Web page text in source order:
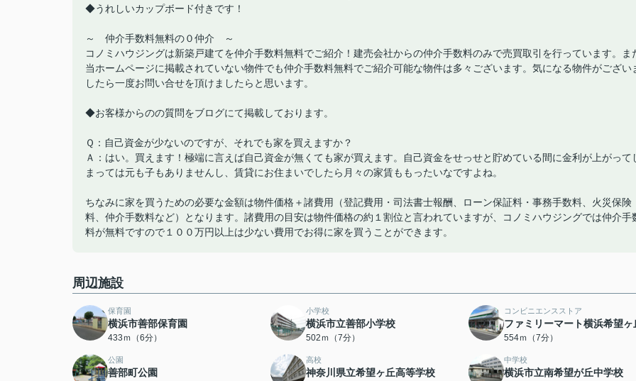
◆うれしいカップボード付きです！
～ 仲介手数料無料の０仲介 ～
コノミハウジングは新築戸建てを仲介手数料無料でご紹介！建売会社からの仲介手数料のみで売買取引を行っています。ま
当ホームページに掲載されていない物件でも仲介手数料無料でご紹介可能な物件は多々ございます。気になる物件がござい
したら一度お問い合せを頂けましたらと思います。
◆お客様からのの質問をブログにて掲載しております。
Ｑ：自己資金が少ないのですが、それでも家を買えますか？
Ａ：はい。買えます！極端に言えば自己資金が無くても家が買えます。自己資金をせっせと貯めている間に金利が上がって
まっては元も子もありませんし、賃貸にお住まいでしたら月々の家賃ももったいなですよね。
ちなみに家を買うための必要な金額は物件価格＋諸費用（登記費用・司法書士報酬、ローン保証料・事務手数料、火災保険
料、仲介手数料など）となります。諸費用の目安は物件価格の約１割位と言われていますが、コノミハウジングでは仲介手
料が無料ですので１００万円以上は少ない費用でお得に家を買うことができます。
周辺施設
保育園
横浜市善部保育園
433ｍ（6分）
小学校
横浜市立善部小学校
502ｍ（7分）
コンビニエンスストア
ファミリーマート横浜希望ヶ
554ｍ（7分）
公園
善部町公園
高校
神奈川県立希望ヶ丘高等学校
中学校
横浜市立南希望が丘中学校